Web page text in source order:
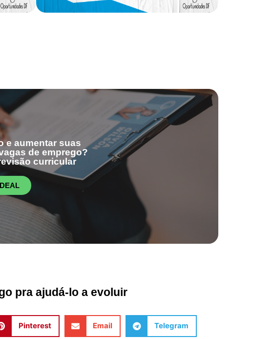
e aumentar suas
de emprego?
curricular
pra ajudá-lo a evoluir
Pinterest Email Telegram